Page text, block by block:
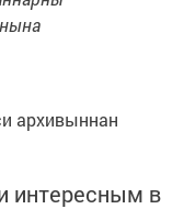
архивыннан
интересным в